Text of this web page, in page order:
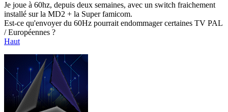
Je joue à 60hz, depuis deux semaines, avec un switch fraichement
installé sur la MD2 + la Super famicom.
Est-ce qu'envoyer du 60Hz pourrait endommager certaines TV PAL
/ Européennes ?
Haut